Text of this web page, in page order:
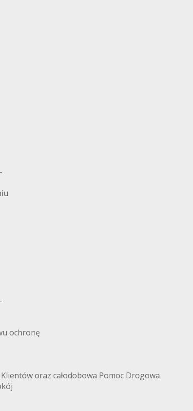
ochronę
oraz całodobowa Pomoc Drogowa